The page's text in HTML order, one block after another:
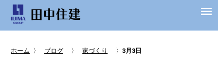
ホーム 〉 ブログ 〉 家づくり 〉 3月3日